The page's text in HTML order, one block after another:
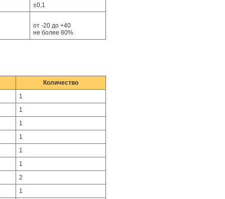
±0,1
от -20 до +40
не более 80%
Количество
1
1
1
1
1
1
2
1